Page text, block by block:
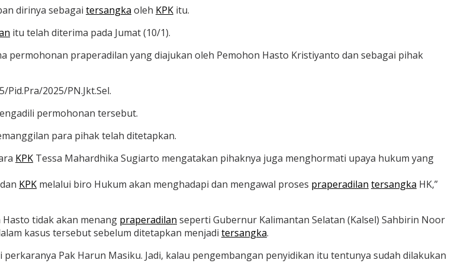
dirinya sebagai tersangka oleh KPK itu.
itu telah diterima pada Jumat (10/1).
permohonan praperadilan yang diajukan oleh Pemohon Hasto Kristiyanto dan sebagai pihak
2025/PN.Jkt.Sel.
permohonan tersebut.
para pihak telah ditetapkan.
KPK Tessa Mahardhika Sugiarto mengatakan pihaknya juga menghormati upaya hukum yang
KPK melalui biro Hukum akan menghadapi dan mengawal proses praperadilan tersangka HK,”
tidak akan menang praperadilan seperti Gubernur Kalimantan Selatan (Kalsel) Sahbirin Noor
kasus tersebut sebelum ditetapkan menjadi tersangka.
Pak Harun Masiku. Jadi, kalau pengembangan penyidikan itu tentunya sudah dilakukan